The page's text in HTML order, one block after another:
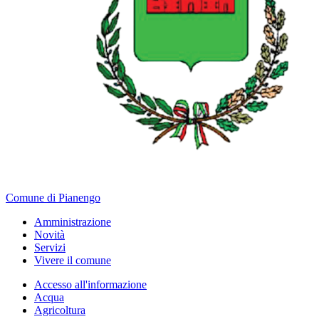
Comune di Pianengo
Amministrazione
Novità
Servizi
Vivere il comune
Accesso all'informazione
Acqua
Agricoltura